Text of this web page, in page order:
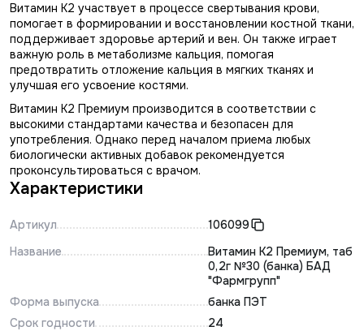
Витамин K2 участвует в процессе свертывания крови,
помогает в формировании и восстановлении костной ткани,
поддерживает здоровье артерий и вен. Он также играет
важную роль в метаболизме кальция, помогая
предотвратить отложение кальция в мягких тканях и
улучшая его усвоение костями.
Витамин K2 Премиум производится в соответствии с
высокими стандартами качества и безопасен для
употребления. Однако перед началом приема любых
биологически активных добавок рекомендуется
проконсультироваться с врачом.
Характеристики
Артикул
106099
Название
Витамин К2 Премиум, таб
0,2г №30 (банка) БАД
"Фармгрупп"
Форма выпуска
банка ПЭТ
Срок годности
24